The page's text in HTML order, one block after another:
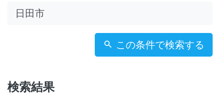
この条件で検索する
検索結果